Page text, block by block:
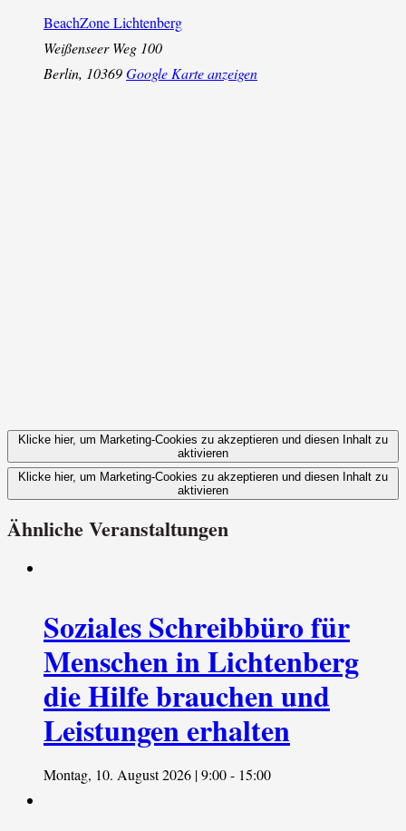
BeachZone Lichtenberg
Weißenseer Weg 100
Berlin, 10369Google Karte anzeigen
Klicke hier, um Marketing-Cookies zu akzeptieren und diesen Inhalt zu
aktivieren
Klicke hier, um Marketing-Cookies zu akzeptieren und diesen Inhalt zu
aktivieren
Ähnliche Veranstaltungen
Soziales Schreibbüro für
Menschen in Lichtenberg
die Hilfe brauchen und
Leistungen erhalten
Montag, 10. August 2026 | 9:00- 15:00